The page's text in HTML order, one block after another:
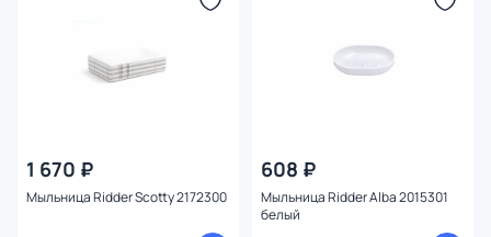
1 670 ₽
Мыльница Ridder Scotty 2172300
608 ₽
Мыльница Ridder Alba 2015301
белый
Установка
Высота (см)